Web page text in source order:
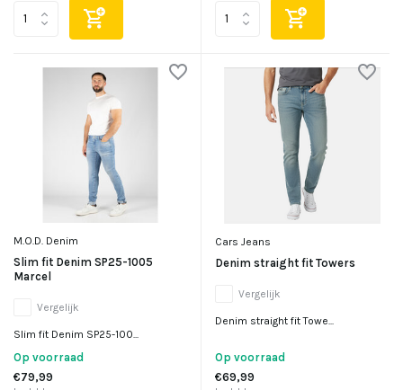
M.O.D. Denim
Slim fit Denim SP25-1005
Marcel
Vergelijk
Slim fit Denim SP25-100...
Op voorraad
€79,99
Cars Jeans
Denim straight fit Towers
Vergelijk
Denim straight fit Towe...
Op voorraad
€69,99